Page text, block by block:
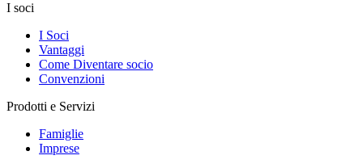
I soci
I Soci
Vantaggi
Come Diventare socio
Convenzioni
Prodotti e Servizi
Famiglie
Imprese